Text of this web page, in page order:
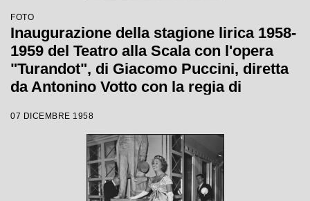
FOTO
Inaugurazione della stagione lirica 1958-
1959 del Teatro alla Scala con l'opera
"Turandot", di Giacomo Puccini, diretta
da Antonino Votto con la regia di
07 DICEMBRE 1958